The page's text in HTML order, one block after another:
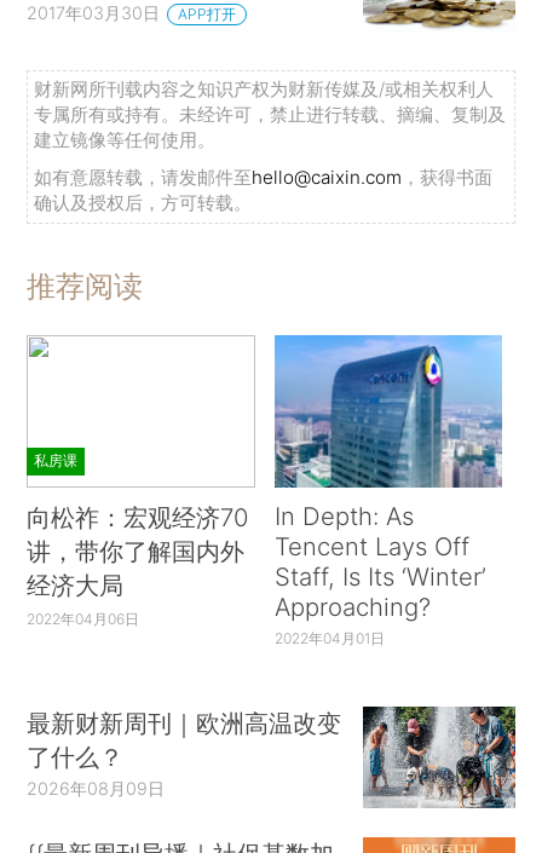
2017年03月30日 APP打开
财新网所刊载内容之知识产权为财新传媒及/或相关权利人
专属所有或持有。未经许可，禁止进行转载、摘编、复制及
建立镜像等任何使用。
如有意愿转载，请发邮件至hello@caixin.com ，获得书面
确认及授权后，方可转载。
推荐阅读
私房课
向松祚：宏观经济70
讲，带你了解国内外
经济大局
2022年04月06日
In Depth: As
Tencent Lays Off
Staff, Is Its ‘Winter’
Approaching?
2022年04月01日
最新财新周刊｜欧洲高温改变
了什么？
2026年08月09日